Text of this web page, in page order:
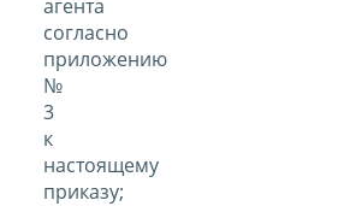
агента
согласно
приложению
№
3
к
настоящему
приказу;